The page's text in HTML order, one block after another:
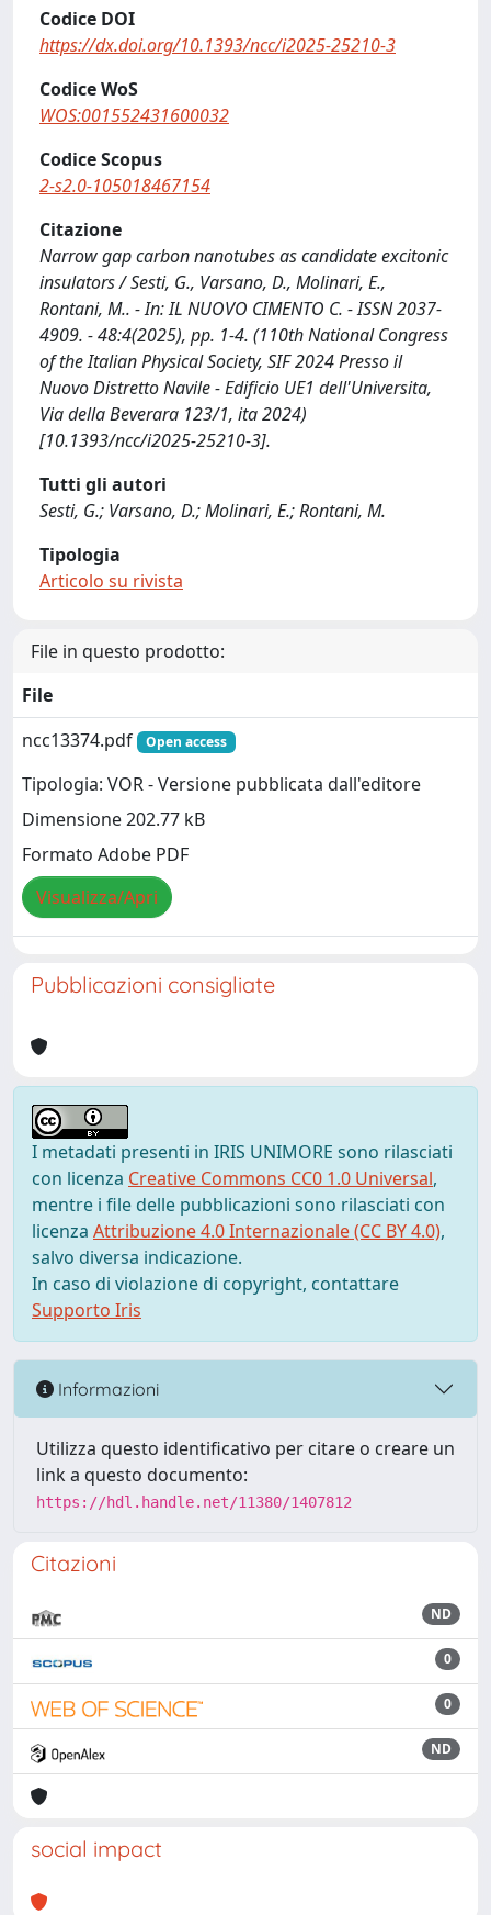
Codice DOI
https://dx.doi.org/10.1393/ncc/i2025-25210-3
Codice WoS
WOS:001552431600032
Codice Scopus
2-s2.0-105018467154
Citazione
Narrow gap carbon nanotubes as candidate excitonic
insulators / Sesti, G., Varsano, D., Molinari, E.,
Rontani, M.. - In: IL NUOVO CIMENTO C. - ISSN 2037-
4909. - 48:4(2025), pp. 1-4. (110th National Congress
of the Italian Physical Society, SIF 2024 Presso il
Nuovo Distretto Navile - Edificio UE1 dell'Universita,
Via della Beverara 123/1, ita 2024)
[10.1393/ncc/i2025-25210-3].
Tutti gli autori
Sesti, G.; Varsano, D.; Molinari, E.; Rontani, M.
Tipologia
Articolo su rivista
File in questo prodotto:
File
ncc13374.pdf
Open access
Tipologia: VOR - Versione pubblicata dall'editore
Dimensione 202.77 kB
Formato Adobe PDF
Visualizza/Apri
Pubblicazioni consigliate
I metadati presenti in IRIS UNIMORE sono rilasciati
con licenza Creative Commons CC0 1.0 Universal,
mentre i file delle pubblicazioni sono rilasciati con
licenza Attribuzione 4.0 Internazionale (CC BY 4.0),
salvo diversa indicazione.
In caso di violazione di copyright, contattare
Supporto Iris
Informazioni
Utilizza questo identificativo per citare o creare un
link a questo documento:
https://hdl.handle.net/11380/1407812
Citazioni
ND
0
0
ND
social impact